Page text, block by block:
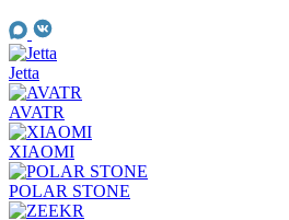
Jetta
AVATR
XIAOMI
POLAR STONE